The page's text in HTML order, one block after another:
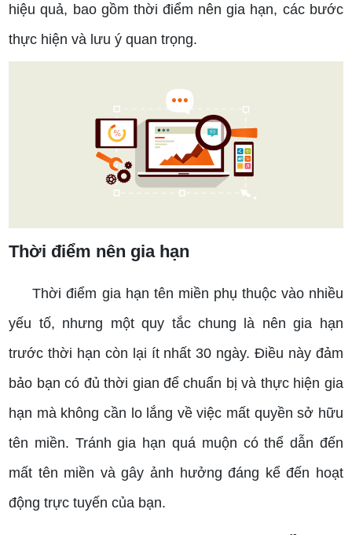
hiệu quả, bao gồm thời điểm nên gia hạn, các bước
thực hiện và lưu ý quan trọng.
Thời điểm nên gia hạn
Thời điểm gia hạn tên miền phụ thuộc vào nhiều
yếu tố, nhưng một quy tắc chung là nên gia hạn
trước thời hạn còn lại ít nhất 30 ngày. Điều này đảm
bảo bạn có đủ thời gian để chuẩn bị và thực hiện gia
hạn mà không cần lo lắng về việc mất quyền sở hữu
tên miền. Tránh gia hạn quá muộn có thể dẫn đến
mất tên miền và gây ảnh hưởng đáng kể đến hoạt
động trực tuyến của bạn.